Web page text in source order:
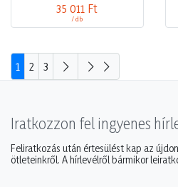
35 011 Ft
/ db
1 2 3
Iratkozzon fel ingyenes
Feliratkozás után értesülést kap az
ötleteinkről. A hírlevélről bármikor